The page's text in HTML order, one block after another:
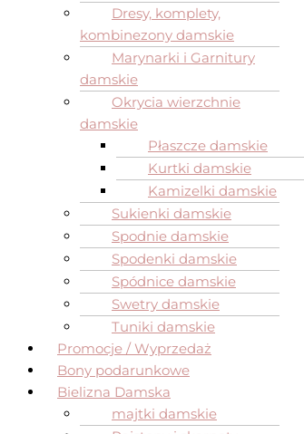
Dresy, komplety,
kombinezony damskie
Marynarki i Garnitury
damskie
Okrycia wierzchnie
damskie
Płaszcze damskie
Kurtki damskie
Kamizelki damskie
Sukienki damskie
Spodnie damskie
Spodenki damskie
Spódnice damskie
Swetry damskie
Tuniki damskie
Promocje / Wyprzedaż
Bony podarunkowe
Bielizna Damska
majtki damskie